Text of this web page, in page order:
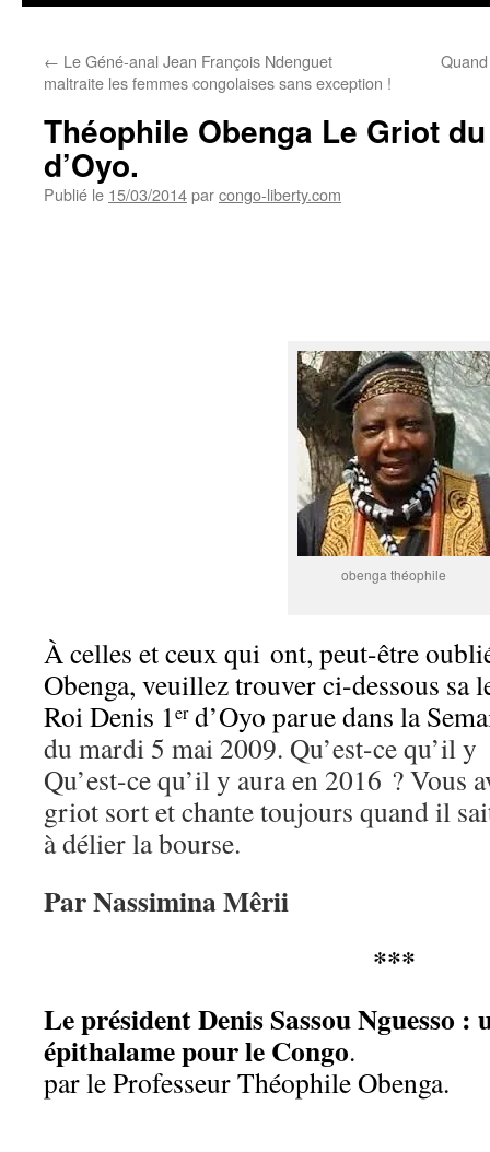
← Le Géné-anal Jean François Ndenguet
maltraite les femmes congolaises sans exception !
Théophile Obenga Le Griot
d’Oyo.
Publié le 15/03/2014parcongo-liberty.com
obenga théophile
À celles et ceux qui ont, peut-être
Obenga, veuillez trouver ci-dessous sa
Roi Denis 1erd’Oyo parue dans la
du mardi 5 mai 2009. Qu’est-ce qu’il
Qu’est-ce qu’il y aura en 2016 ? Vous
griot sort et chante toujours quand il
à délier la bourse.
Par Nassimina Mêrii
***
Le président Denis Sassou Nguesso :
épithalame pour le Congo.
par le Professeur Théophile Obenga.